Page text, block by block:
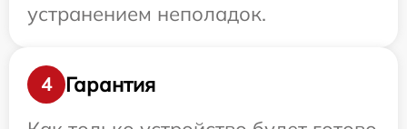
устранением неполадок.
4
Гарантия